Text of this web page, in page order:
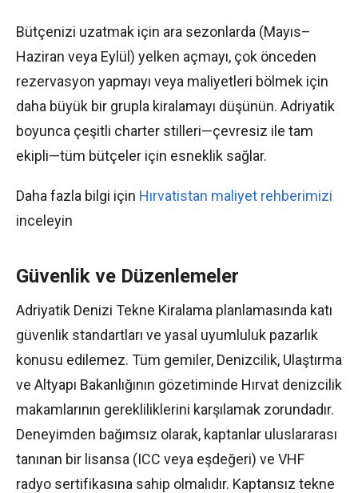
Bütçenizi uzatmak için ara sezonlarda (Mayıs–
Haziran veya Eylül) yelken açmayı, çok önceden
rezervasyon yapmayı veya maliyetleri bölmek için
daha büyük bir grupla kiralamayı düşünün. Adriyatik
boyunca çeşitli charter stilleri—çevresiz ile tam
ekipli—tüm bütçeler için esneklik sağlar.
Daha fazla bilgi için Hırvatistan maliyet rehberimizi
inceleyin
Güvenlik ve Düzenlemeler
Adriyatik Denizi Tekne Kiralama planlamasında katı
güvenlik standartları ve yasal uyumluluk pazarlık
konusu edilemez. Tüm gemiler, Denizcilik, Ulaştırma
ve Altyapı Bakanlığının gözetiminde Hırvat denizcilik
makamlarının gerekliliklerini karşılamak zorundadır.
Deneyimden bağımsız olarak, kaptanlar uluslararası
tanınan bir lisansa (ICC veya eşdeğeri) ve VHF
radyo sertifikasına sahip olmalıdır. Kaptansız tekne